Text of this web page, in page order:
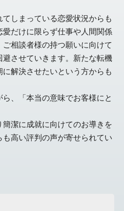
しまっている恋愛状況からも
だけに限らず仕事や人間関係
相談者様の持つ願いに向けて
させていきます。新たな転機
解決させたいという方からも
、「本当の意味でお客様にと
潔に成就に向けてのお導きを
高い評判の声が寄せられてい